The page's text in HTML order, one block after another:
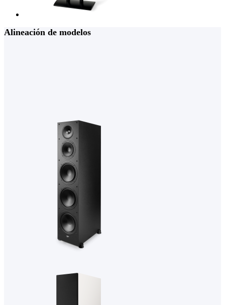
Alineación de modelos